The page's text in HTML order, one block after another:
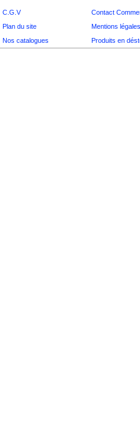
C.G.V
Contact
Plan du site
Mentions
Nos catalogues
Produits en